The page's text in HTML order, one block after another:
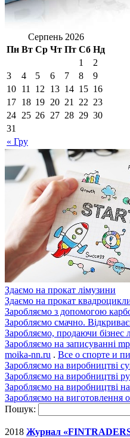
Серпень 2026
Пн Вт Ср Чт Пт Сб Нд
« Гру
1
2
3
4 5 6 7 8
9
10 11 12 13 14 15 16
17 18 19 20 21 22 23
24 25 26 27 28 29 30
31
Здаємо на прокат лімузини
Здаємо на прокат
Заробляємо з допомогою
Заробляємо смачно.
Заробляємо, продаючи бізнес
Заробляємо на записуванні
moika-nn.ru . Все о спорте и
Заробляємо на виробництві
Заробляємо на виробництві
Заробляємо на виробництві
Заробляємо на виготовлення
Пошук:
2018 Журнал